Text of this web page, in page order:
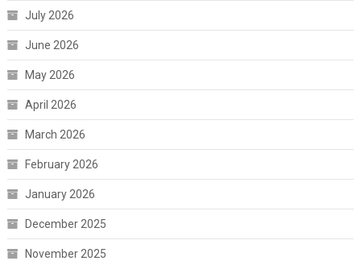
July 2026
June 2026
May 2026
April 2026
March 2026
February 2026
January 2026
December 2025
November 2025